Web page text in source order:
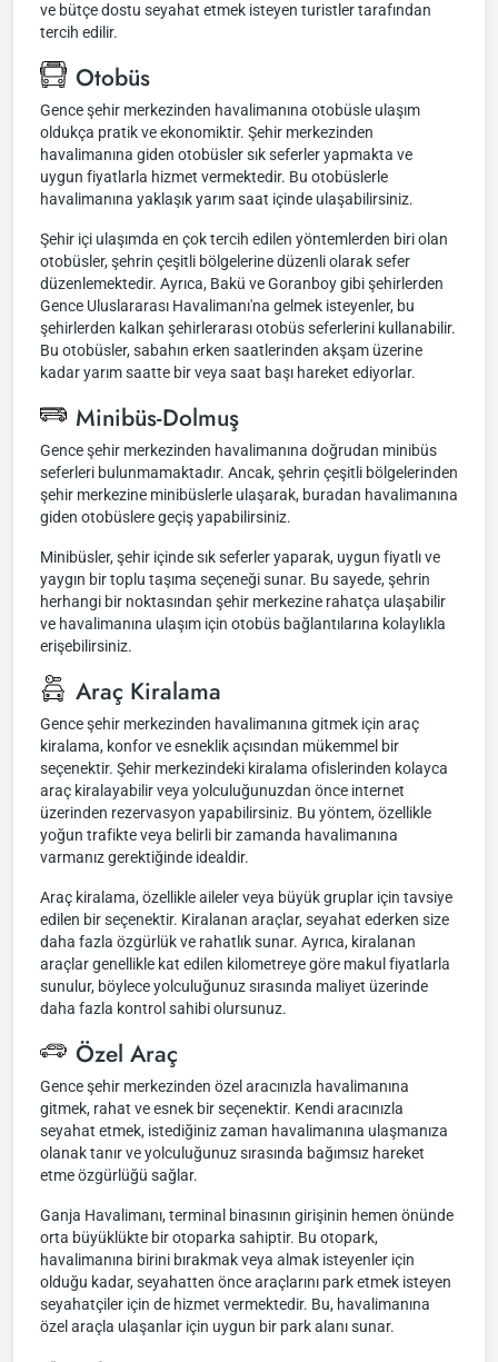
ve bütçe dostu seyahat etmek isteyen turistler tarafından
tercih edilir.
Otobüs
Gence şehir merkezinden havalimanına otobüsle ulaşım
oldukça pratik ve ekonomiktir. Şehir merkezinden
havalimanına giden otobüsler sık seferler yapmakta ve
uygun fiyatlarla hizmet vermektedir. Bu otobüslerle
havalimanına yaklaşık yarım saat içinde ulaşabilirsiniz.
Şehir içi ulaşımda en çok tercih edilen yöntemlerden biri olan
otobüsler, şehrin çeşitli bölgelerine düzenli olarak sefer
düzenlemektedir. Ayrıca, Bakü ve Goranboy gibi şehirlerden
Gence Uluslararası Havalimanı'na gelmek isteyenler, bu
şehirlerden kalkan şehirlerarası otobüs seferlerini kullanabilir.
Bu otobüsler, sabahın erken saatlerinden akşam üzerine
kadar yarım saatte bir veya saat başı hareket ediyorlar.
Minibüs-Dolmuş
Gence şehir merkezinden havalimanına doğrudan minibüs
seferleri bulunmamaktadır. Ancak, şehrin çeşitli bölgelerinden
şehir merkezine minibüslerle ulaşarak, buradan havalimanına
giden otobüslere geçiş yapabilirsiniz.
Minibüsler, şehir içinde sık seferler yaparak, uygun fiyatlı ve
yaygın bir toplu taşıma seçeneği sunar. Bu sayede, şehrin
herhangi bir noktasından şehir merkezine rahatça ulaşabilir
ve havalimanına ulaşım için otobüs bağlantılarına kolaylıkla
erişebilirsiniz.
Araç Kiralama
Gence şehir merkezinden havalimanına gitmek için araç
kiralama, konfor ve esneklik açısından mükemmel bir
seçenektir. Şehir merkezindeki kiralama ofislerinden kolayca
araç kiralayabilir veya yolculuğunuzdan önce internet
üzerinden rezervasyon yapabilirsiniz. Bu yöntem, özellikle
yoğun trafikte veya belirli bir zamanda havalimanına
varmanız gerektiğinde idealdir.
Araç kiralama, özellikle aileler veya büyük gruplar için tavsiye
edilen bir seçenektir. Kiralanan araçlar, seyahat ederken size
daha fazla özgürlük ve rahatlık sunar. Ayrıca, kiralanan
araçlar genellikle kat edilen kilometreye göre makul fiyatlarla
sunulur, böylece yolculuğunuz sırasında maliyet üzerinde
daha fazla kontrol sahibi olursunuz.
Özel Araç
Gence şehir merkezinden özel aracınızla havalimanına
gitmek, rahat ve esnek bir seçenektir. Kendi aracınızla
seyahat etmek, istediğiniz zaman havalimanına ulaşmanıza
olanak tanır ve yolculuğunuz sırasında bağımsız hareket
etme özgürlüğü sağlar.
Ganja Havalimanı, terminal binasının girişinin hemen önünde
orta büyüklükte bir otoparka sahiptir. Bu otopark,
havalimanına birini bırakmak veya almak isteyenler için
olduğu kadar, seyahatten önce araçlarını park etmek isteyen
seyahatçiler için de hizmet vermektedir. Bu, havalimanına
özel araçla ulaşanlar için uygun bir park alanı sunar.